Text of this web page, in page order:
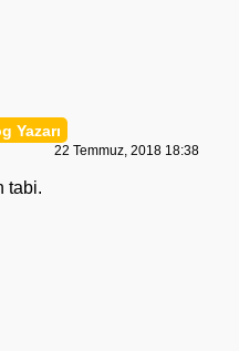
22 Temmuz, 2018 18:38
tabi.